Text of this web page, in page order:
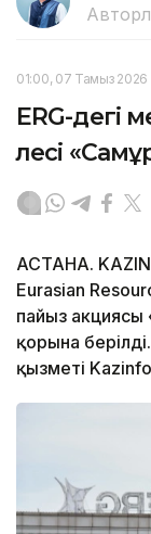
01:00, 07 Тамыз 2026
ERG-дегі
үлесі
АСТАНА.
Eurasian
пайыз
қорына
қызметі